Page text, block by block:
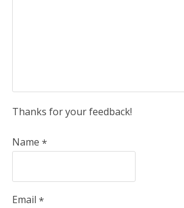
Thanks for your feedback!
Name *
Email *